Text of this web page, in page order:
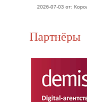
2026-07-03 от:
Партнёры